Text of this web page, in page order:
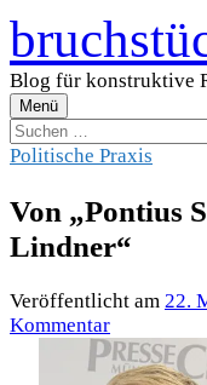
Zum
Inhalt
überspringen
Blog für konstruktive
Menü
Suchen
nach:
Politische Praxis
Von „Pontius
Lindner“
Veröffentlicht am 22.
Kommentar